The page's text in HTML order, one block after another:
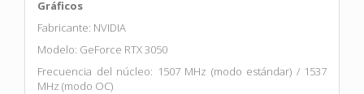
Gráficos
Fabricante: NVIDIA
Modelo: GeForce RTX 3050
Frecuencia del núcleo: 1507 MHz (modo estándar) / 1537
MHz (modo OC)